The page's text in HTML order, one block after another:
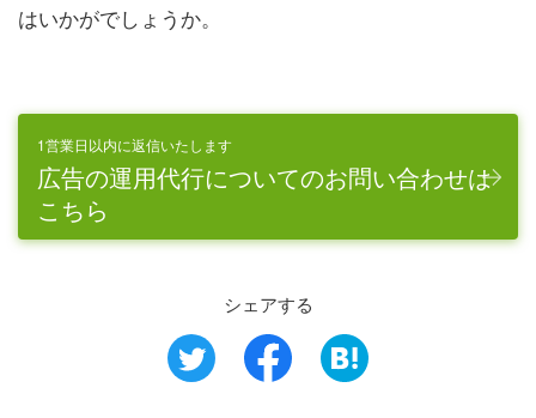
はいかがでしょうか。
1営業日以内に返信いたします
広告の運用代行についてのお問い合わせは
こちら
シェアする